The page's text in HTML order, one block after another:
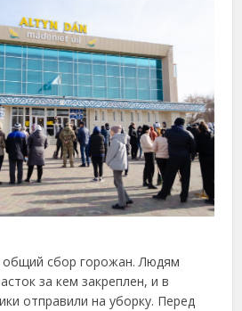
сбор горожан. Людям
за кем закреплен, и в
отправили на уборку. Перед